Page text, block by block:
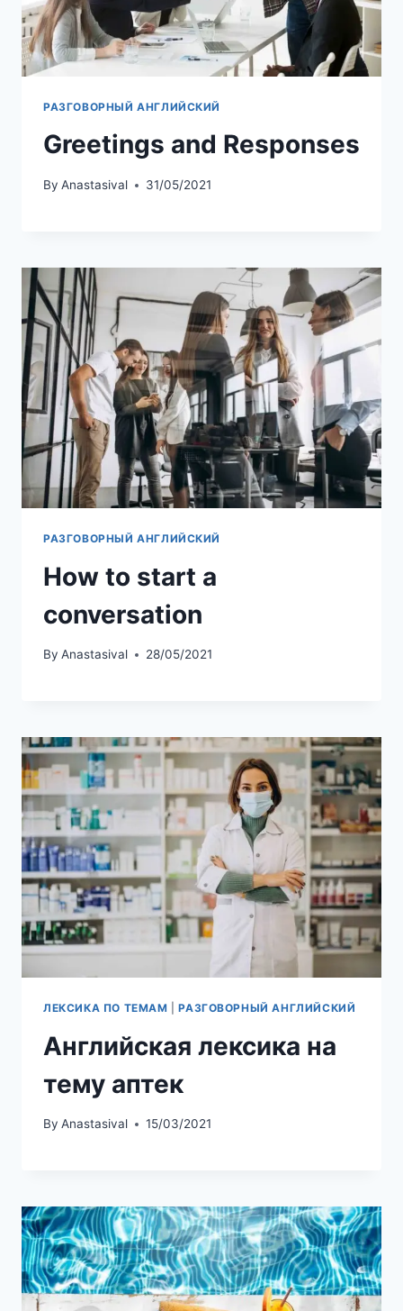
РАЗГОВОРНЫЙ АНГЛИЙСКИЙ
Greetings and Responses
By Anastasival 31/05/2021
РАЗГОВОРНЫЙ АНГЛИЙСКИЙ
How to start a
conversation
By Anastasival 28/05/2021
ЛЕКСИКА ПО ТЕМАМ |РАЗГОВОРНЫЙ АНГЛИЙСКИЙ
Английская лексика на
тему аптек
By Anastasival 15/03/2021